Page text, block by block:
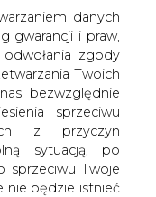
danych
gwarancji i praw,
zgody
Twoich
bezwzględnie
sprzeciwu
z przyczyn
sytuacją, po
sprzeciwu Twoje
nie będzie istnieć
na